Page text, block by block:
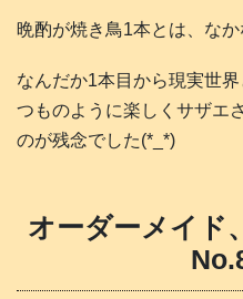
晩酌が焼き鳥1本とは、な
なんだか1本目から現実世
つものように楽しくサザエ
のが残念でした(⁠*⁠_⁠*⁠)
オーダーメイド